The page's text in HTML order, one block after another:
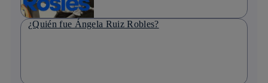
¿Quién fue Ángela Ruiz Robles?